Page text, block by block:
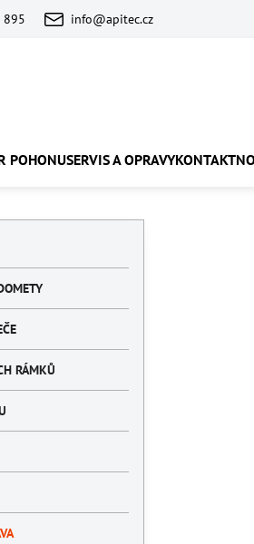
895 info@apitec.cz
POHONUSERVIS A OPRAVYKONTAKT
RÁMKŮ